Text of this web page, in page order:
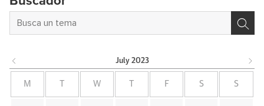
July 2023
M W F S S